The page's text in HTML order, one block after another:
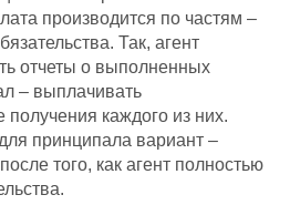
производится по частям –
Так, агент
отчеты о выполненных
– выплачивать
получения каждого из них.
принципала вариант –
того, как агент полностью